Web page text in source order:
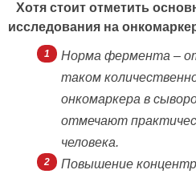
Хотя стоит отметить
исследования на
Норма фермента –
таком
онкомаркера в
отмечают
человека.
Повышение